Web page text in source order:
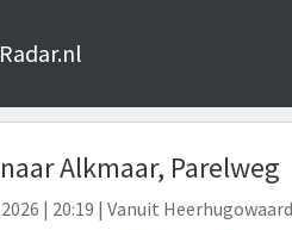
Alkmaar, Parelweg
| 20:19 | Vanuit Heerhugowaard